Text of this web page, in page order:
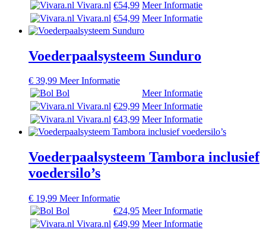
€ 40,00.€ 32,98.
Vivara.nl €54,99 Meer Informatie
Vivara.nl €54,99 Meer Informatie
Voederpaalsysteem Sunduro
€ 39,99 Meer Informatie
Bol
Meer Informatie
Vivara.nl €29,99 Meer Informatie
Vivara.nl €43,99 Meer Informatie
Voederpaalsysteem Tambora inclusief
voedersilo’s
€ 19,99 Meer Informatie
Bol
€24,95 Meer Informatie
Vivara.nl €49,99 Meer Informatie